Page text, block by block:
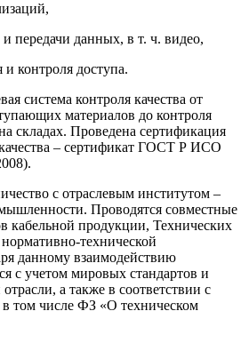
передачи данных, в т. ч. видео,
контроля доступа.
система контроля качества от
материалов до контроля
складах. Проведена сертификация
– сертификат ГОСТ Р ИСО
с отраслевым институтом –
Проводятся совместные
кабельной продукции, Технических
технической
данному взаимодействию
с учетом мировых стандартов и
а также в соответствии с
в том числе ФЗ «О техническом